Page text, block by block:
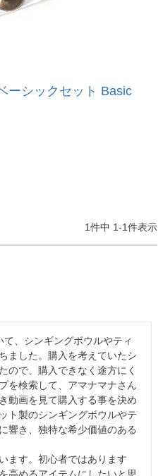
ーシックセット Basic
1件中 1-1件表示
、シンギングボウルやティ
ました。購入を考えていたシ
ので、購入できなく途方にく
を検索して、アマナマナさん
動画を見て購入する事を決め
ト製のシンギングボウルやテ
響き、独特な希少価値のある
ます。初心者ではあります